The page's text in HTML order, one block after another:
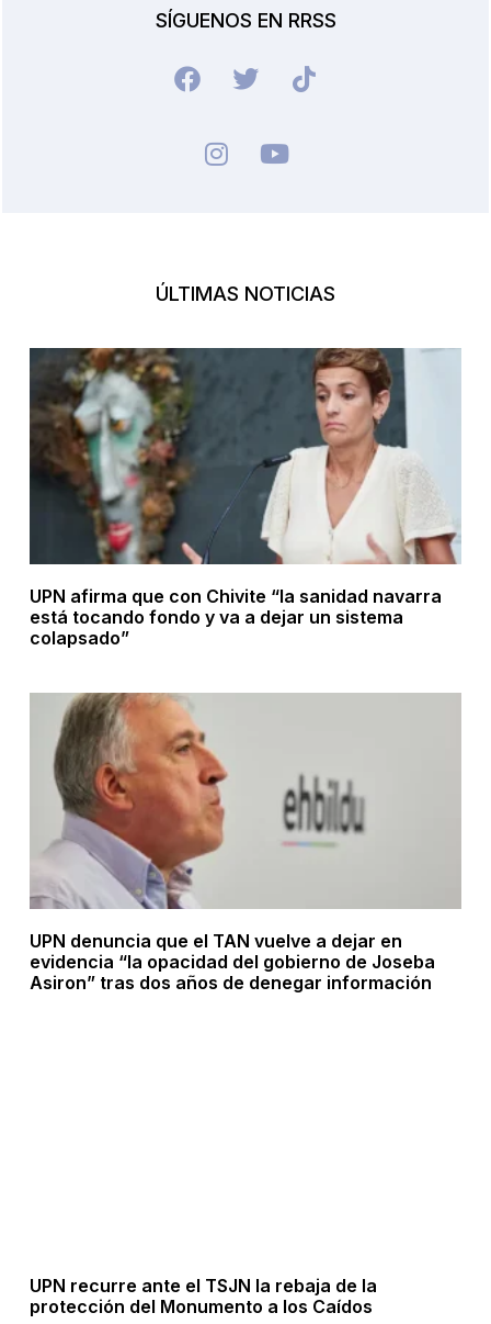
SÍGUENOS EN RRSS
ÚLTIMAS NOTICIAS
UPN afirma que con Chivite “la sanidad navarra
está tocando fondo y va a dejar un sistema
colapsado”
UPN denuncia que el TAN vuelve a dejar en
evidencia “la opacidad del gobierno de Joseba
Asiron” tras dos años de denegar información
UPN recurre ante el TSJN la rebaja de la
protección del Monumento a los Caídos